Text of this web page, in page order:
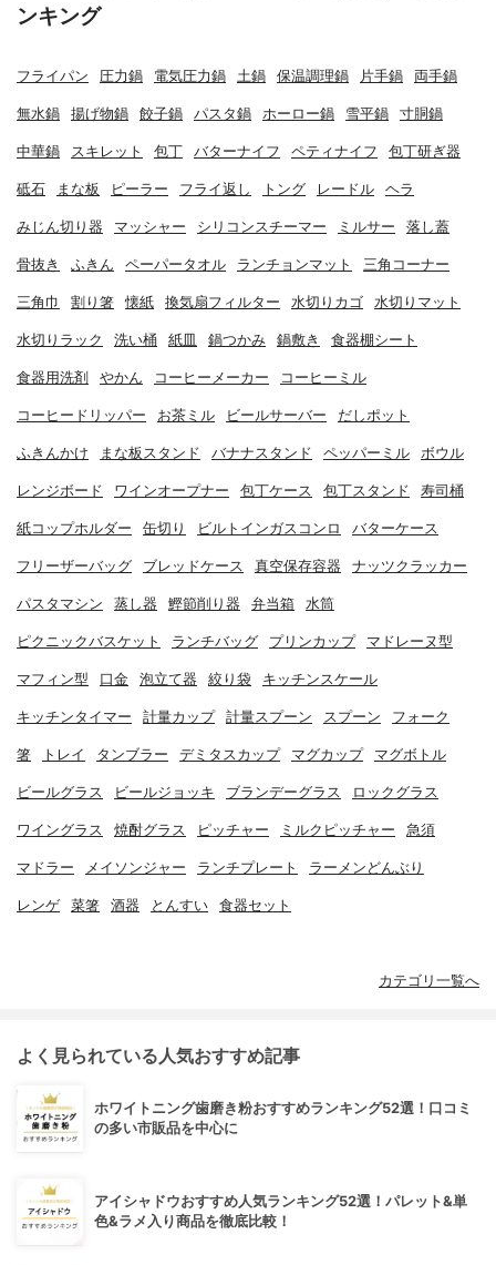
ンキング
フライパン 圧力鍋 電気圧力鍋 土鍋 保温調理鍋 片手鍋 両手鍋
無水鍋 揚げ物鍋 餃子鍋 パスタ鍋 ホーロー鍋 雪平鍋 寸胴鍋
中華鍋 スキレット 包丁 バターナイフ ペティナイフ 包丁研ぎ器
砥石 まな板 ピーラー フライ返し トング レードル ヘラ
みじん切り器 マッシャー シリコンスチーマー ミルサー 落し蓋
骨抜き ふきん ペーパータオル ランチョンマット 三角コーナー
三角巾 割り箸 懐紙 換気扇フィルター 水切りカゴ 水切りマット
水切りラック 洗い桶 紙皿 鍋つかみ 鍋敷き 食器棚シート
食器用洗剤 やかん コーヒーメーカー コーヒーミル
コーヒードリッパー お茶ミル ビールサーバー だしポット
ふきんかけ まな板スタンド バナナスタンド ペッパーミル ボウル
レンジボード ワインオープナー 包丁ケース 包丁スタンド 寿司桶
紙コップホルダー 缶切り ビルトインガスコンロ バターケース
フリーザーバッグ ブレッドケース 真空保存容器 ナッツクラッカー
パスタマシン 蒸し器 鰹節削り器 弁当箱 水筒
ピクニックバスケット ランチバッグ プリンカップ マドレーヌ型
マフィン型 口金 泡立て器 絞り袋 キッチンスケール
キッチンタイマー 計量カップ 計量スプーン スプーン フォーク
箸 トレイ タンブラー デミタスカップ マグカップ マグボトル
ビールグラス ビールジョッキ ブランデーグラス ロックグラス
ワイングラス 焼酎グラス ピッチャー ミルクピッチャー 急須
マドラー メイソンジャー ランチプレート ラーメンどんぶり
レンゲ 菜箸 酒器 とんすい 食器セット
カテゴリ一覧へ
よく見られている人気おすすめ記事
ホワイトニング歯磨き粉おすすめランキング52選！口コミ
の多い市販品を中心に
アイシャドウおすすめ人気ランキング52選！パレット&単
色&ラメ入り商品を徹底比較！